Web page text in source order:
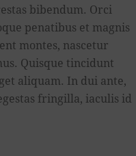
bibendum. Orci
penatibus et magnis
montes, nascetur
Quisque tincidunt
aliquam. In dui ante,
fringilla, iaculis id